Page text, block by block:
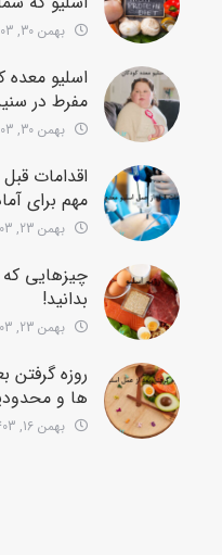
بهمن 30, 1403
اسلیو معده
مفرط در
بهمن 30, 1403
مهم برای
بهمن 23, 1403
چیزهایی که
بدانید!
بهمن 23, 1403
روزه گرفتن
ها و
بهمن 16, 1403